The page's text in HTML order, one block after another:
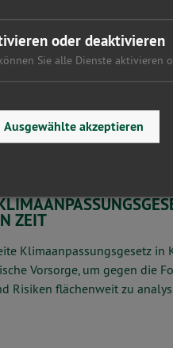
2025 vorgestellt. Wir
ZEIT
Klimaanpassungsgesetz in
Vorsorge, um gegen die
Risiken flächenweit zu
oder deaktivieren
Sie alle Dienste aktivieren
Ausgewählte akzeptieren